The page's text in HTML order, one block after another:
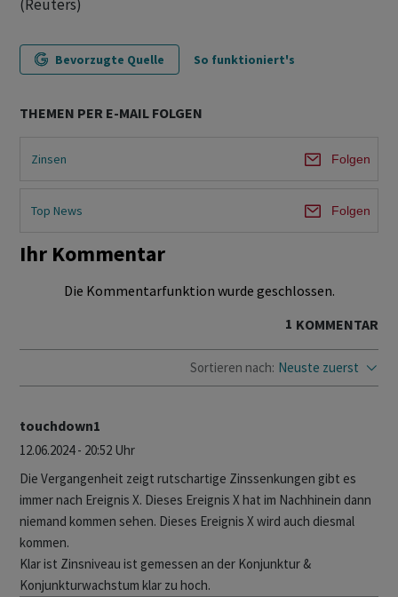
(Reuters)
Bevorzugte Quelle So funktioniert's
THEMEN PER E-MAIL FOLGEN
Zinsen Folgen
Top News Folgen
Ihr Kommentar
Die Kommentarfunktion wurde geschlossen.
1 KOMMENTAR
Sortieren nach: Neuste zuerst
touchdown1
12.06.2024 - 20:52 Uhr
Die Vergangenheit zeigt rutschartige Zinssenkungen gibt es
immer nach Ereignis X. Dieses Ereignis X hat im Nachhinein dann
niemand kommen sehen. Dieses Ereignis X wird auch diesmal
kommen.
Klar ist Zinsniveau ist gemessen an der Konjunktur &
Konjunkturwachstum klar zu hoch.